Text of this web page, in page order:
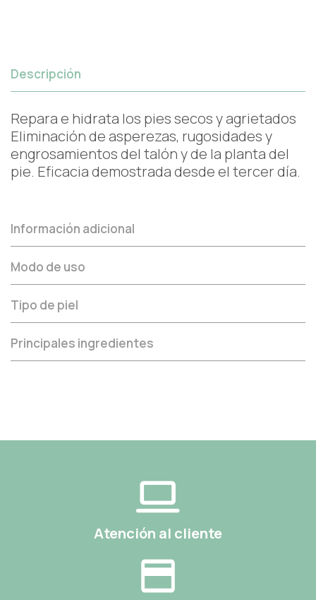
Descripción
Repara e hidrata los pies secos y agrietados
Eliminación de asperezas, rugosidades y
engrosamientos del talón y de la planta del
pie. Eficacia demostrada desde el tercer día.
Información adicional
Modo de uso
Tipo de piel
Principales ingredientes
Atención al cliente